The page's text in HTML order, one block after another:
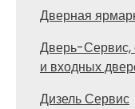
Дверная
Дверь-
и входных
Дизель Сервис